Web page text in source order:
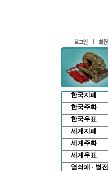
한국지폐
한국주화
한국우표
세계지폐
세계주화
세계우표
열쇠패 · 별전